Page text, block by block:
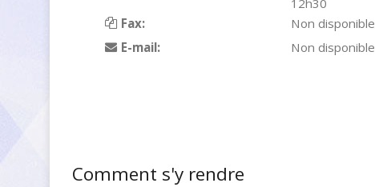
12h30
Fax:
Non disponible
E-mail:
Non disponible
Comment s'y rendre